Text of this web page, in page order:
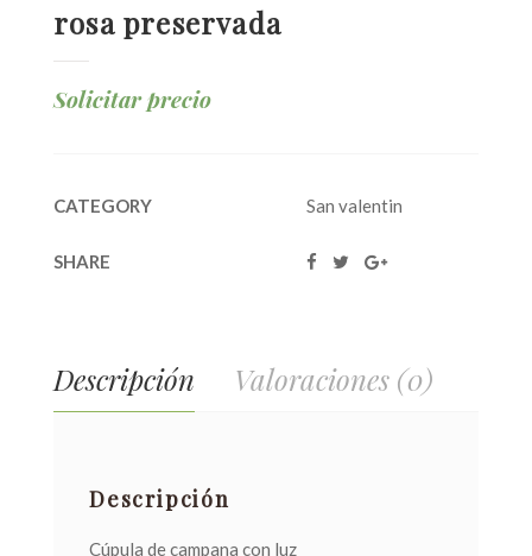
rosa preservada
Solicitar precio
CATEGORY San valentin
SHARE
Descripción Valoraciones (0)
Descripción
Cúpula de campana con luz